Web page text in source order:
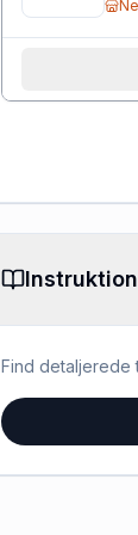
Find detaljerede